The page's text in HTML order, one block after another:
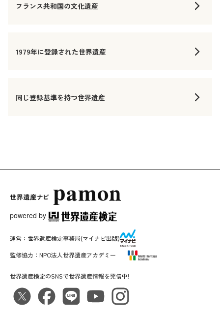
フランス共和国の文化遺産
1979年に登録された世界遺産
同じ登録基準を持つ世界遺産
powered by
世界遺産検定のSNSで世界遺産情報を発信中!
運営： 世界遺産検定事務局(マイナビ出版)
監修協力： NPO法人世界遺産アカデミー